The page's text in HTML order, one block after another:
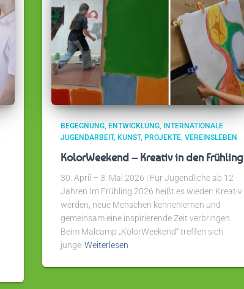
BEGEGNUNG ENTWICKLUNG
INTERNATIONALE
JUGENDARBEIT KUNST PROJEKTE VEREINSLEBEN
KolorWeekend – Kreativ in den Frühling
30. April – 3. Mai 2026 | Für Jugendliche ab 12
Jahren Im Frühling 2026 heißt es wieder: Kreativ
werden, neue Menschen kennenlernen und
gemeinsam eine inspirierende Zeit verbringen.
Beim Malcamp „KolorWeekend“ treffen sich
junge Weiterlesen